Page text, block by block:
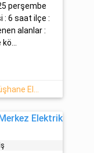
perşembe
: 6 saat ilçe :
alanlar :
Elektrik